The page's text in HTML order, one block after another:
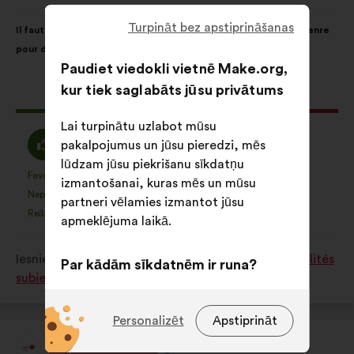
iesniedza:
saturs:
Il faut sensibiliser l’écosystème entrepreneurial aux biais de genre
pour déconstruire les stéréotypes
Šis
saņēma:
142 balsis
ir
šāds:
Piekrītu
:
61%
priekšlikums
kā:
Favorīts
: 7
reize(-
s)
Nepieciešams
: 7
reize(-
s)
Reālistisks
:reize(-
Neitrāls
balsojums
29%
Šis
priekšlikums
kā:
reize(-
s)
:reize(-
Iesniegts
Comment lutter contre toutes les inégalités
subies par les femmes ?
Empow'Her France
Turpināt bez apstiprināšanas
Paudiet viedokli vietnē Make.org,
kur tiek saglabāts jūsu privātums
Lai turpinātu uzlabot mūsu
pakalpojumus un jūsu pieredzi, mēs
lūdzam jūsu piekrišanu sīkdatņu
izmantošanai, kuras mēs un mūsu
partneri vēlamies izmantot jūsu
apmeklējuma laikā.
Par kādām sīkdatnēm ir runa?
sīkdatnes, kas ir būtiski vietnes
Apstiprināt
Personalizēt